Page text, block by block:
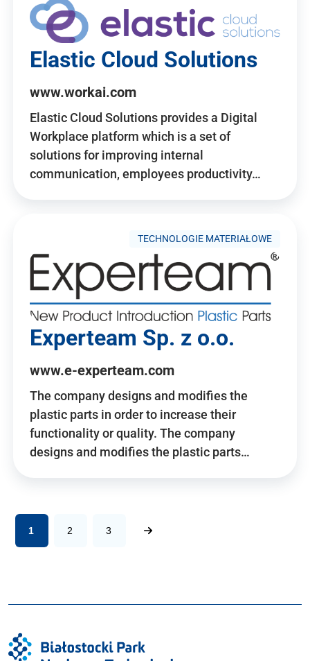
Elastic Cloud Solutions
www.workai.com
Elastic Cloud Solutions provides a Digital
Workplace platform which is a set of
solutions for improving internal
communication, employees productivity…
TECHNOLOGIE MATERIAŁOWE
Experteam Sp. z o.o.
www.e-experteam.com
The company designs and modifies the
plastic parts in order to increase their
functionality or quality. The company
designs and modifies the plastic parts…
1 2 3